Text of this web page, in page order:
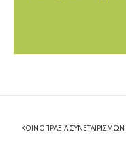
ΚΟΙΝΟΠΡΑΞΙΑ